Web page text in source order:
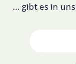
… gibt es in